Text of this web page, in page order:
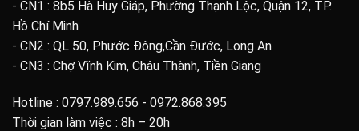
- CN1 : 8b5 Hà Huy Giáp, Phường Thạnh Lộc, Quận 12, TP.
Hồ Chí Minh
- CN2 : QL 50, Phước Đông,Cần Đước, Long An
- CN3 : Chợ Vĩnh Kim, Châu Thành, Tiền Giang
Hotline : 0797.989.656 - 0972.868.395
Thời gian làm việc : 8h – 20h